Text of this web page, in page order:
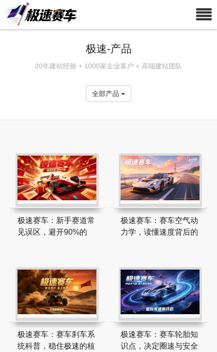
极速-产品
20年建站经验 + 1000家企业客户 + 高端建站团队
全部产品
极速赛车：新手赛道常
见误区，避开90%的
极速赛车：赛车空气动
力学，读懂速度背后的
极速赛车：赛车刹车系
统科普，稳住极速的核
极速赛车：赛车轮胎知
识点，决定圈速与安全